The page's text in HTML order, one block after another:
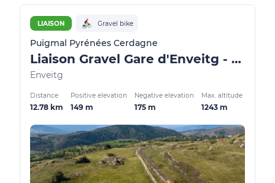
LIAISON Gravel bike
Puigmal Pyrénées Cerdagne
Liaison Gravel Gare d'Enveitg - Llivia
Enveitg
Distance
12.78 km
Positive elevation
149 m
Negative elevation
175 m
Max. altitude
1243 m